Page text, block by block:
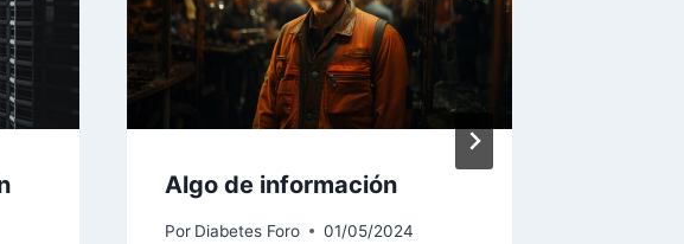
Algo de información
Por Diabetes Foro 01/05/2024